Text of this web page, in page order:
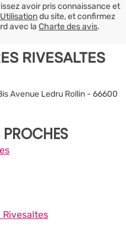
avoir pris connaissance et
du site, et confirmez
avec la Charte des avis.
RIVESALTES
Avenue Ledru Rollin - 66600
PROCHES
Rivesaltes